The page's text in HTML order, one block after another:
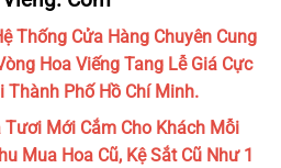
Thống Cửa Hàng Chuyên Cung
Hoa Viếng Tang Lễ Giá Cực
Thành Phố Hồ Chí Minh.
Tươi Mới Cắm Cho Khách Mỗi
Mua Hoa Cũ, Kệ Sắt Cũ Như 1